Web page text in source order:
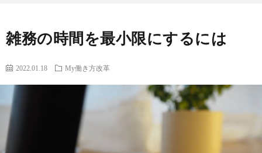
雑務の時間を最小限にするには
2022.01.18 My働き方改革